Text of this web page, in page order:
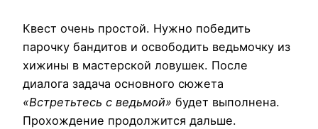
Квест очень простой. Нужно победить
парочку бандитов и освободить ведьмочку из
хижины в мастерской ловушек. После
диалога задача основного сюжета
«Встретьтесь с ведьмой» будет выполнена.
Прохождение продолжится дальше.